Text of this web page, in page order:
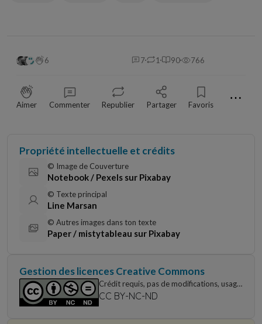
6 7 1 90 766
Aimer Commenter Republier Partager Favoris ⋯
Propriété intellectuelle et crédits
© Image de Couverture
Notebook / Pexels sur Pixabay
© Texte principal
Line Marsan
© Autres images dans ton texte
Paper / mistytableau sur Pixabay
Gestion des licences Creative Commons
Crédit requis, pas de modifications, usage
non commercial uniquement
CC BY-NC-ND